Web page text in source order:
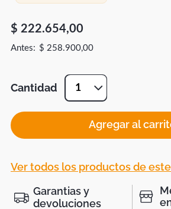
$ 222.654,00
$ 258.900,00
Cantidad 1
Agregar al
Ver todos los productos de
Garantias y
devoluciones